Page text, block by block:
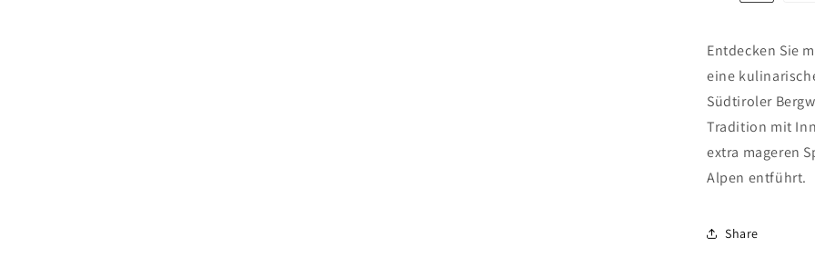
Entdecken Sie
eine
Südtiroler
Tradition mit
extra mageren
Alpen entführt.
Share